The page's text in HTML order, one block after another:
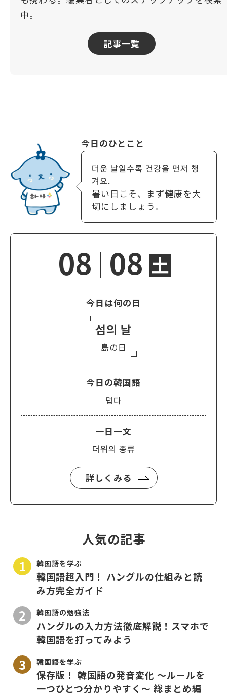
中。
記事一覧
今日のひとこと
더운 날일수록 건강을 먼저 챙
겨요.
暑い日こそ、まず健康を大
切にしましょう。
08 08 土
今日は何の日
섬의 날
島の日
今日の韓国語
덥다
一日一文
더위의 종류
詳しくみる
人気の記事
韓国語を学ぶ
韓国語超入門！ ハングルの仕組みと読
み方完全ガイド
韓国語の勉強法
ハングルの入力方法徹底解説！スマホで
韓国語を打ってみよう
韓国語を学ぶ
保存版！ 韓国語の発音変化 〜ルールを
一つひとつ分かりやすく〜 総まとめ編